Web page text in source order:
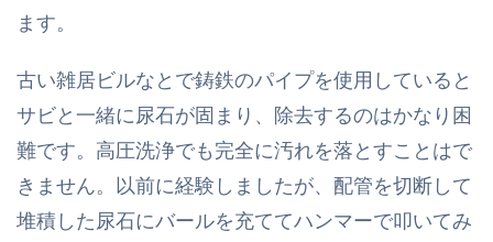
ます。
古い雑居ビルなとで鋳鉄のパイプを使用していると
サビと一緒に尿石が固まり、除去するのはかなり困
難です。高圧洗浄でも完全に汚れを落とすことはで
きません。以前に経験しましたが、配管を切断して
堆積した尿石にバールを充ててハンマーで叩いてみ